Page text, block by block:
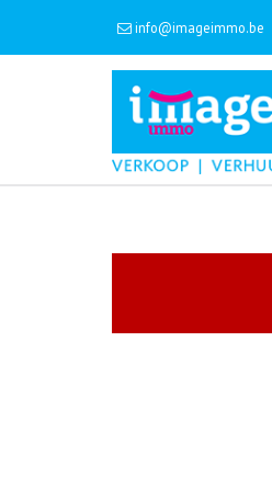
info@imageimmo.be